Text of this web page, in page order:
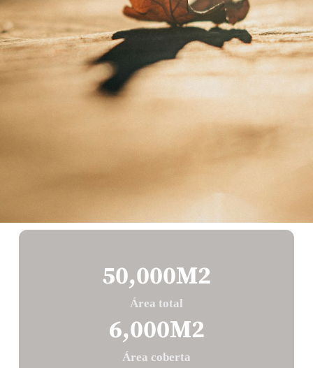
Área total
50,000M2
Área coberta
6,000M2